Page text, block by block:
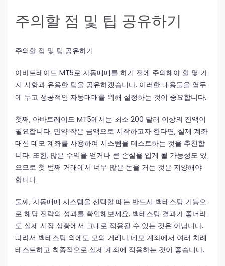
주의할 점 및 팁 공유하기
주의할 점 및 팁 공유하기
아바트레이드 MT5로 자동매매를 하기 전에 주의해야 할 몇 가
지 사항과 유용한 팁을 공유하겠습니다. 이러한 내용들을 염두
에 두고 성공적인 자동매매를 위해 설정하는 것이 중요합니다.
첫째, 아바트레이드 MT5에서는 최소 200 달러 이상의 잔액이
필요합니다. 만약 작은 금액으로 시작하고자 한다면, 실제 계좌
대신 데모 계좌를 사용하여 시스템을 테스트하는 것을 추천합
니다. 또한, 많은 수익을 얻거나 큰 손실을 입게 될 가능성도 있
으므로 첫 번째 거래에서 너무 많은 돈을 거는 것은 지양해야
합니다.
둘째, 자동매매 시스템을 선택할 때는 반드시 백테스팅 기능으
로 해당 전략의 성과를 확인해보세요. 백테스팅 결과가 좋더라
도 실제 시장 상황에서 그대로 적용될 수 있는 것은 아닙니다.
따라서 백테스팅 외에도 모의 거래나 데모 계좌에서 여러 차례
테스트하고 최종적으로 실제 계좌에 적용하는 것이 좋습니다.